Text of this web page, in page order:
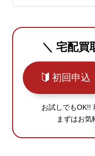
＼ 宅配買
初回申込
お試しでもOK!!
まずはお気